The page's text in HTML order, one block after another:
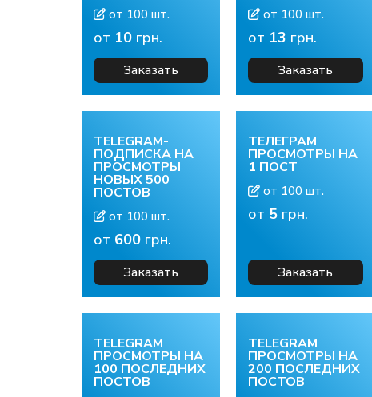
от 100 шт.
от 10 грн.
Заказать
от 100 шт.
от 13 грн.
Заказать
TELEGRAM-
ПОДПИСКА НА
ПРОСМОТРЫ
НОВЫХ 500
ПОСТОВ
от 100 шт.
от 600 грн.
Заказать
ТЕЛЕГРАМ
ПРОСМОТРЫ НА
1 ПОСТ
от 100 шт.
от 5 грн.
Заказать
TELEGRAM
ПРОСМОТРЫ НА
100 ПОСЛЕДНИХ
ПОСТОВ
TELEGRAM
ПРОСМОТРЫ НА
200 ПОСЛЕДНИХ
ПОСТОВ